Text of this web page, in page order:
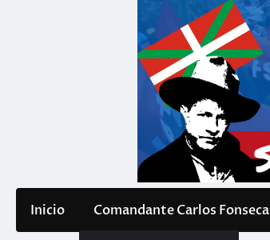
Inicio Comandante Carlos Fonseca